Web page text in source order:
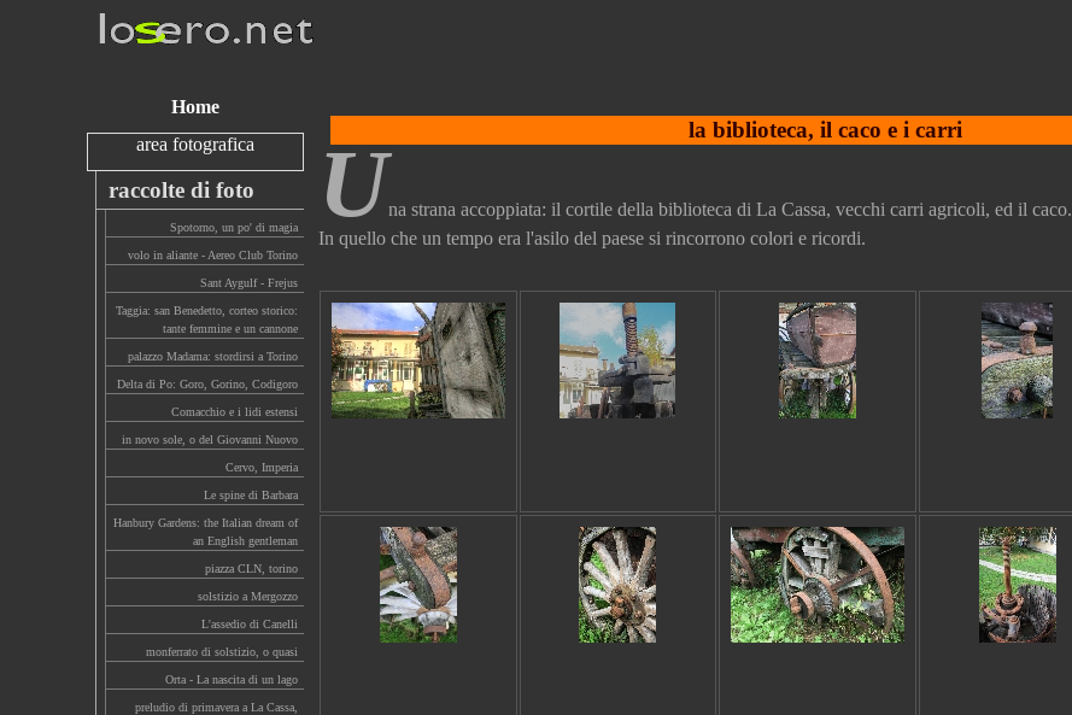
Home
area fotografica
raccolte di foto
Spotorno, un po' di magia
volo in aliante - Aereo Club Torino
Sant Aygulf - Frejus
Taggia: san Benedetto, corteo storico:
tante femmine e un cannone
palazzo Madama: stordirsi a Torino
Delta di Po: Goro, Gorino, Codigoro
Comacchio e i lidi estensi
in novo sole, o del Giovanni Nuovo
Cervo, Imperia
Le spine di Barbara
Hanbury Gardens: the Italian dream of
an English gentleman
piazza CLN, torino
solstizio a Mergozzo
L'assedio di Canelli
monferrato di solstizio, o quasi
Orta - La nascita di un lago
preludio di primavera a La Cassa,
la biblioteca, il caco e i carri
Una strana accoppiata: il cortile della biblioteca di La Cassa, vecchi carri agricoli, ed il caco.
In quello che un tempo era l'asilo del paese si rincorrono colori e ricordi.